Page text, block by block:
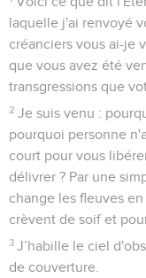
laquelle j'ai renvoyé
créanciers vous ai-je
que vous avez été
transgressions que
2 Je suis venu :
pourquoi personne
court pour vous
délivrer ? Par une
change les fleuves
crèvent de soif et
3 J’habille le ciel
de couverture.